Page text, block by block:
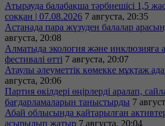
Атырауда балабақша тәрбиешісі 1,5
соққан | 07.08.2026 7 августа, 20:35
Астанада пара жүзуден балалар
августа, 20:08
Алматыда экология және инклюзияға
фестивалі өтті 7 августа, 20:07
Атаулы әлеуметтік көмекке мұқтаж
августа, 20:06
Партия өкілдері өңірлерді аралап,
бағдарламаларын таныстырды 7
Абай облысында қайтарылған
асырылып жатыр 7 августа, 20:04